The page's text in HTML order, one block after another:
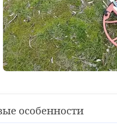
особенности